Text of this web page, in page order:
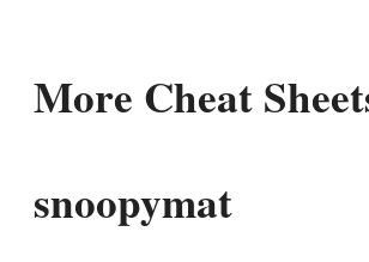
More Cheat
snoopymat